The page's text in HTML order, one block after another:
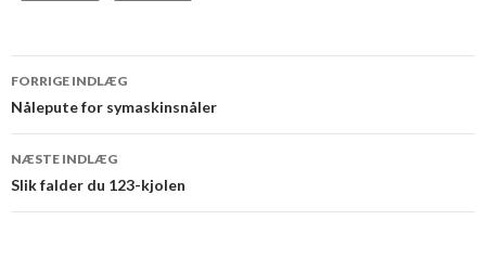
Indlæg
navigation
FORRIGE INDLÆG
Nålepute for symaskinsnåler
NÆSTE INDLÆG
Slik falder du 123-kjolen